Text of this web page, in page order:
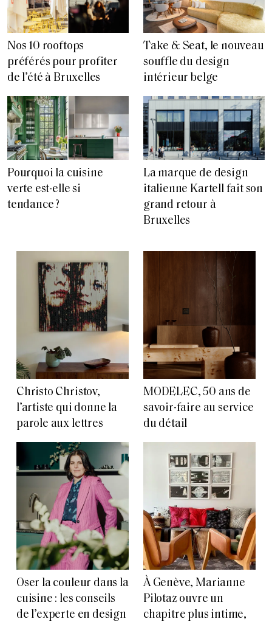
Nos 10 rooftops
préférés pour profiter
de l’été à Bruxelles
Take & Seat, le nouveau
souffle du design
intérieur belge
Pourquoi la cuisine
verte est-elle si
tendance ?
La marque de design
italienne Kartell fait son
grand retour à
Bruxelles
Christo Christov,
l’artiste qui donne la
parole aux lettres
MODELEC, 50 ans de
savoir-faire au service
du détail
Oser la couleur dans la
cuisine : les conseils
de l’experte en design
À Genève, Marianne
Pilotaz ouvre un
chapitre plus intime,